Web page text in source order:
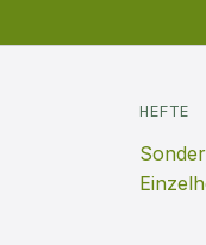
HEFTE